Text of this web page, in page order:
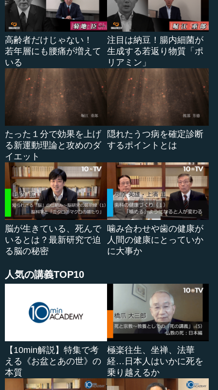
もうお一人、事例を持ってまいりました。「介護してい
た母親がガンに」のタイトルです。「母親まで倒れて、万
事休す…」と言うBさんは、大阪にお住まいの50代の方で
す。
この方はご両親と同居です。おそらくシングル（独身）
の方だったと思うのですが、父親の足腰が不自由で介護が
必要になっていました。しかし、父親は介護保険の利用を
嫌がられたということです。ご高齢の方で「サービスなん
か使わない」という方は今、結構多いようです。
このBさんの父親もその利用を嫌がって、母親が介護をさ
れてきたそうです。ところが、その母親がガンを発症して
入院・手術をすることになりました。
これはご自分のこととしてご想像いただくと分かります
が、皆さま「結構厳しいなぁ」と思われる...
高齢者だけじゃない！
若年層にも腰痛が増えて
いる
注目は納豆！腸内細菌が
生成する若返り物質「ポ
リアミン」
たった１分で効果を上げ
る新運動理論と攻めのダ
イエット
隠れたうつ病を確定診断
するポイントとは
脳が生きている、死んで
いるとは？最新研究で迫
る脳の秘密
噛み合わせや歯の健康が
人間の健康にとっていか
に大事か
人気の講義TOP10
【10min解説】特集で考
える《お盆とあの世》の
本質
極楽往生、坐禅、法華
経…日本人はいかに死を
乗り越えるか